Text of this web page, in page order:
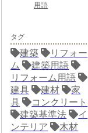
用語
タグ
建築
リフォー
ム
建築用語
リフォーム用語
建具
建材
家
具
コンクリート
建築基準法
イ
ンテリア
木材